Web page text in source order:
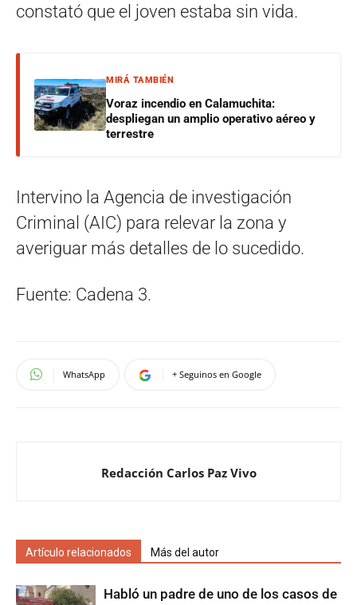
constató que el joven estaba sin vida.
MIRÁ TAMBIÉN
Voraz incendio en Calamuchita:
despliegan un amplio operativo aéreo y
terrestre
Intervino la Agencia de investigación
Criminal (AIC) para relevar la zona y
averiguar más detalles de lo sucedido.
Fuente: Cadena 3.
WhatsApp + Seguinos en Google
Redacción Carlos Paz Vivo
Artículo relacionados Más del autor
Habló un padre de uno de los casos de